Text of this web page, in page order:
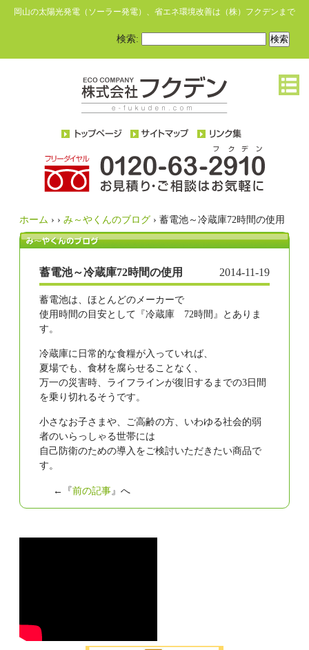
岡山の太陽光発電（ソーラー発電）、省エネ環境改善は（株）フクデンまで
検索:
ホーム › › み～やくんのブログ › 蓄電池～冷蔵庫72時間の使用
蓄電池～冷蔵庫72時間の使用 2014-11-19
蓄電池は、ほとんどのメーカーで
使用時間の目安として『冷蔵庫 72時間』とありま
す。
冷蔵庫に日常的な食糧が入っていれば、
夏場でも、食材を腐らせることなく、
万一の災害時、ライフラインが復旧するまでの3日間
を乗り切れるそうです。
小さなお子さまや、ご高齢の方、いわゆる社会的弱
者のいらっしゃる世帯には
自己防衛のための導入をご検討いただきたい商品で
す。
←『前の記事 』へ